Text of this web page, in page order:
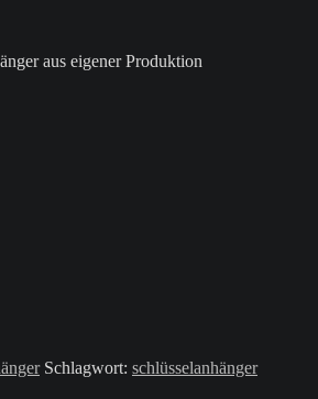
aus eigener Produktion
Schlagwort: schlüsselanhänger